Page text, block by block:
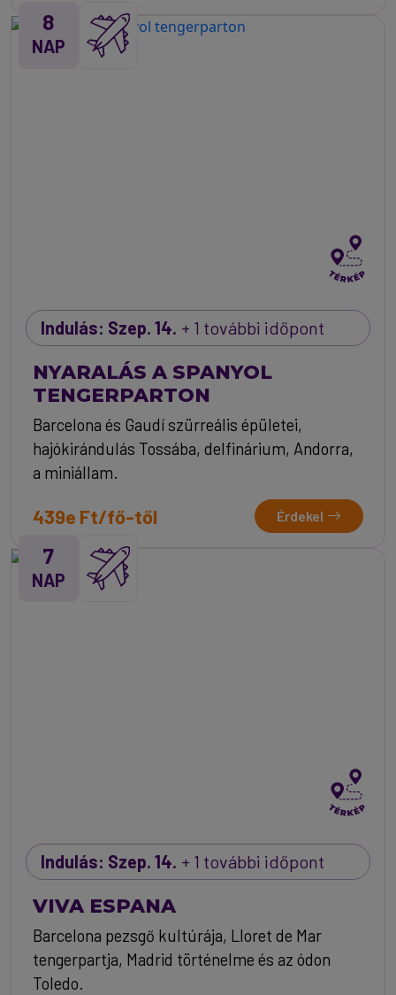
8
NAP
Indulás: Szep. 14. + 1 további időpont
NYARALÁS A SPANYOL
TENGERPARTON
Barcelona és Gaudí szürreális épületei,
hajókirándulás Tossába, delfinárium, Andorra,
a miniállam.
439e Ft/fő-től Érdekel
7
NAP
Indulás: Szep. 14. + 1 további időpont
VIVA ESPANA
Barcelona pezsgő kultúrája, Lloret de Mar
tengerpartja, Madrid történelme és az ódon
Toledo.